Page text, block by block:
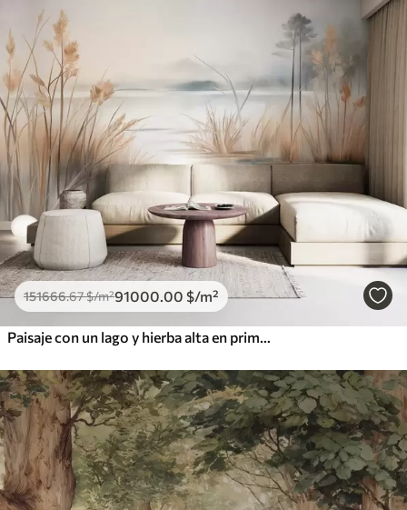
151666.67$/m²91000 .00 $/m²